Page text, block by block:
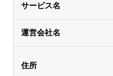
サービス名
運営会社名
住所